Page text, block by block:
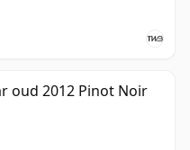
oud 2012 Pinot Noir